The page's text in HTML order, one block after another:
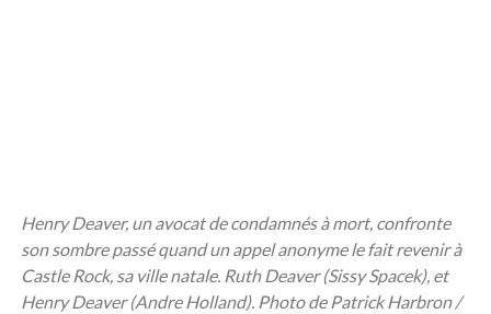
Henry Deaver, un avocat de condamnés à mort, confronte
son sombre passé quand un appel anonyme le fait revenir à
Castle Rock, sa ville natale. Ruth Deaver (Sissy Spacek), et
Henry Deaver (Andre Holland). Photo de Patrick Harbron /